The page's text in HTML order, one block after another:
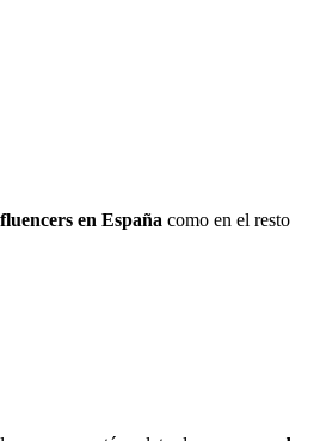
en España como en el resto